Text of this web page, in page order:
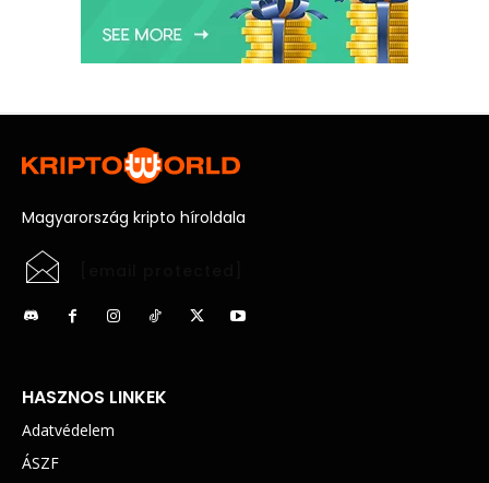
Magyarország kripto híroldala
HASZNOS LINKEK
Adatvédelem
ÁSZF